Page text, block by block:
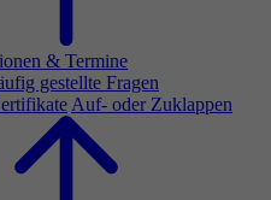
& Termine
gestellte Fragen
Auf- oder Zuklappen